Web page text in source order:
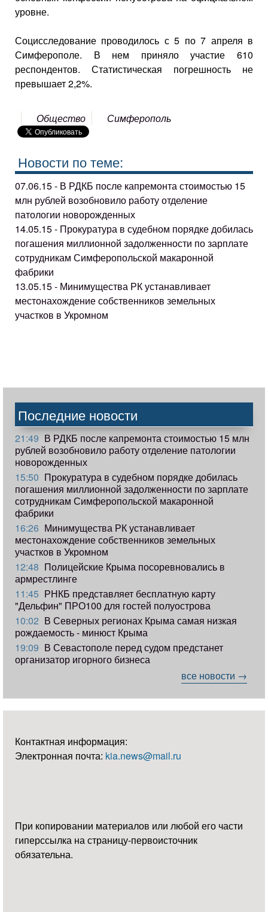
уровне.
Социсследование проводилось с 5 по 7 апреля в
Симферополе. В нем приняло участие 610
респондентов. Статистическая погрешность не
превышает 2,2%.
Общество Симферополь
Новости по теме:
07.06.15 - В РДКБ после капремонта стоимостью 15
млн рублей возобновило работу отделение
патологии новорожденных
14.05.15 - Прокуратура в судебном порядке добилась
погашения миллионной задолженности по зарплате
сотрудникам Симферопольской макаронной
фабрики
13.05.15 - Минимущества РК устанавливает
местонахождение собственников земельных
участков в Укромном
Последние новости
21:49 В РДКБ после капремонта стоимостью 15 млн
рублей возобновило работу отделение патологии
новорожденных
15:50 Прокуратура в судебном порядке добилась
погашения миллионной задолженности по зарплате
сотрудникам Симферопольской макаронной
фабрики
16:26 Минимущества РК устанавливает
местонахождение собственников земельных
участков в Укромном
12:48 Полицейские Крыма посоревновались в
армрестлинге
11:45 РНКБ представляет бесплатную карту
"Дельфин" ПРО100 для гостей полуострова
10:02 В Северных регионах Крыма самая низкая
рождаемость - минюст Крыма
19:09 В Севастополе перед судом предстанет
организатор игорного бизнеса
все новости →
Контактная информация:
Электронная почта: kia.news@mail.ru
При копировании материалов или любой его части
гиперссылка на страницу-первоисточник
обязательна.